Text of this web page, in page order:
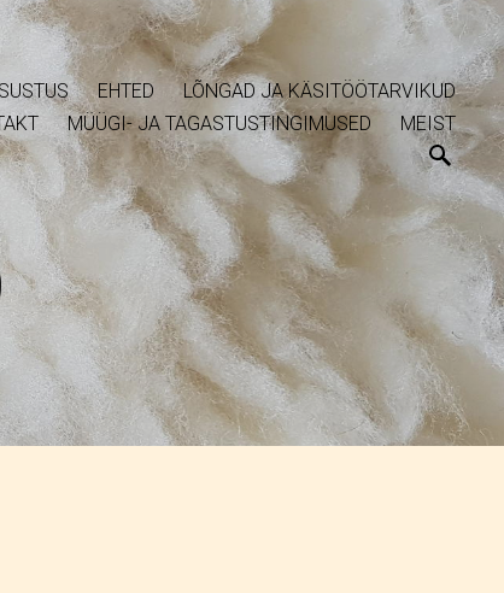
EHTED
LÕNGAD JA KÄSITÖÖTARVIKUD
MÜÜGI- JA TAGASTUSTINGIMUSED MEIST